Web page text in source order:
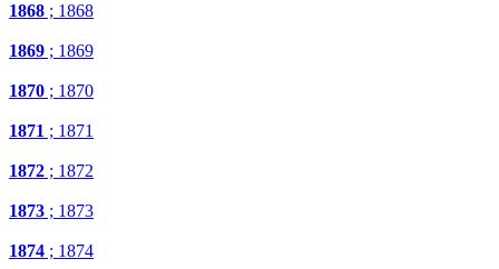
1868 ; 1868
1869 ; 1869
1870 ; 1870
1871 ; 1871
1872 ; 1872
1873 ; 1873
1874 ; 1874